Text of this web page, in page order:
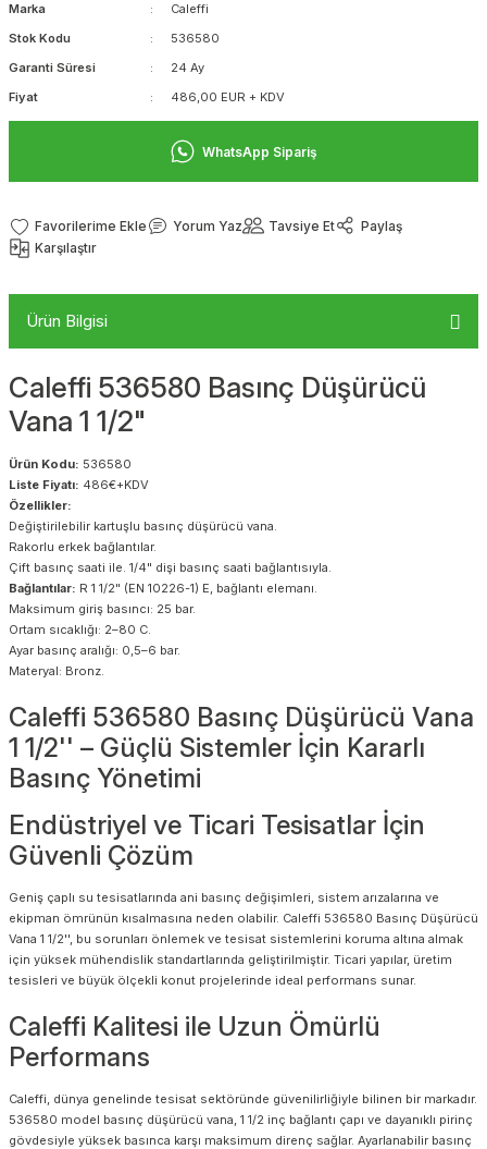
Marka
Caleffi
Stok Kodu
536580
Garanti Süresi
24 Ay
Fiyat
486,00 EUR + KDV
WhatsApp Sipariş
Yorum Yaz Tavsiye Et
Paylaş
Karşılaştır
Ürün Bilgisi
Caleffi 536580 Basınç Düşürücü
Vana 1 1/2"
Ürün Kodu: 536580
Liste Fiyatı: 486€+KDV
Özellikler:
Değiştirilebilir kartuşlu basınç düşürücü vana.
Rakorlu erkek bağlantılar.
Çift basınç saati ile. 1/4" dişi basınç saati bağlantısıyla.
Bağlantılar: R 1 1/2" (EN 10226-1) E, bağlantı elemanı.
Maksimum giriş basıncı: 25 bar.
Ortam sıcaklığı: 2–80 C.
Ayar basınç aralığı: 0,5–6 bar.
Materyal: Bronz.
Caleffi 536580 Basınç Düşürücü Vana
1 1/2'' – Güçlü Sistemler İçin Kararlı
Basınç Yönetimi
Endüstriyel ve Ticari Tesisatlar İçin
Güvenli Çözüm
Geniş çaplı su tesisatlarında ani basınç değişimleri, sistem arızalarına ve
ekipman ömrünün kısalmasına neden olabilir. Caleffi 536580 Basınç Düşürücü
Vana 1 1/2'', bu sorunları önlemek ve tesisat sistemlerini koruma altına almak
için yüksek mühendislik standartlarında geliştirilmiştir. Ticari yapılar, üretim
tesisleri ve büyük ölçekli konut projelerinde ideal performans sunar.
Caleffi Kalitesi ile Uzun Ömürlü
Performans
Caleffi, dünya genelinde tesisat sektöründe güvenilirliğiyle bilinen bir markadır.
536580 model basınç düşürücü vana, 1 1/2 inç bağlantı çapı ve dayanıklı pirinç
gövdesiyle yüksek basınca karşı maksimum direnç sağlar. Ayarlanabilir basınç